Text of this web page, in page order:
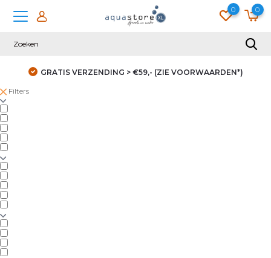
0 0
GRATIS VERZENDING > €59,- (ZIE VOORWAARDEN*)
Filters